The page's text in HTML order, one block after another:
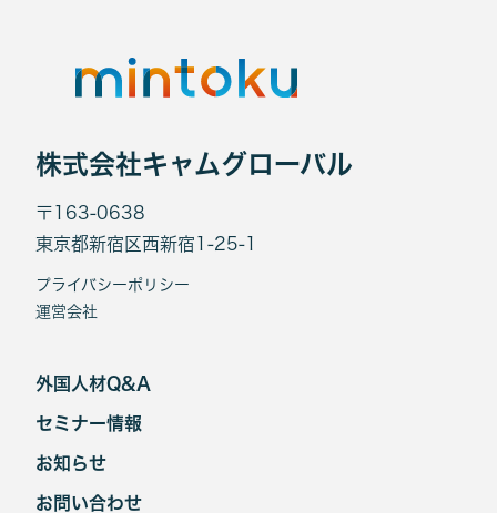
株式会社キャムグローバル
〒163-0638
東京都新宿区西新宿1-25-1
プライバシーポリシー
運営会社
外国人材Q&A
セミナー情報
お知らせ
お問い合わせ